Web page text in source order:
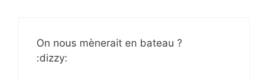
On nous mènerait en bateau ?
:dizzy: